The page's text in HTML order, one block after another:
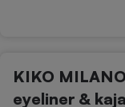
KIKO
eyeliner &